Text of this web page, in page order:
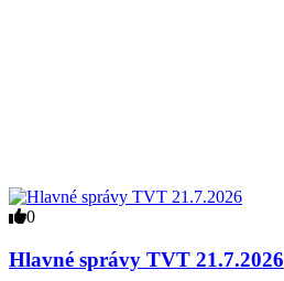
0
Hlavné správy TVT 21.7.2026